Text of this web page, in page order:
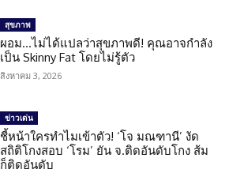
สุขภาพ
ผอม…ไม่ได้แปลว่าสุขภาพดี! คุณอาจกำลัง
เป็น Skinny Fat โดยไม่รู้ตัว
สิงหาคม 3, 2026
ข่าวเด่น
ชี้หน้าใครทำไมเข้าตัว! ‘โจ มณฑานี’ งัด
สถิติโกงสอบ ‘โรม’ ยัน จ.ติดอันดับโกง ส้ม
ก็ติดอันดับ